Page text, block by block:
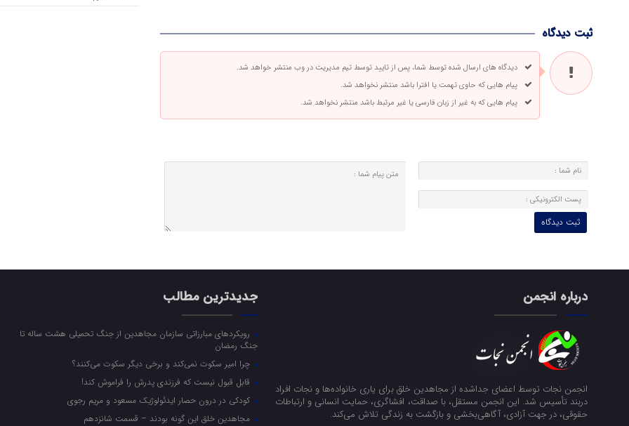
ثبت دیدگاه
دیدگاه های ارسال شده توسط شما، پس از تایید توسط تیم مدیریت در وب منتشر خواهد شد.
پیام هایی که حاوی تهمت یا افترا باشد منتشر نخواهد شد.
پیام هایی که به غیر از زبان فارسی یا غیر مرتبط باشد منتشر نخواهد شد.
درباره انجمن
انجمن نجات توسط اعضای جداشده از مجاهدین خلق برای یاری خانواده‌ها و نجات افراد
دربند تأسیس شد. این انجمن مستقل، با صداقت، افشاگری، حمایت انسانی و ارتباطات
حقوقی، در جهت آزادی، آگاهی‌بخشی و بازگشت به زندگی تلاش می‌کند.
جدیدترین مطالب
رویکرد‌های مبارزاتی سازمان مجاهدین از جنگ تحمیلی هشت ساله تا
جنگ رمضان
چرا امیر سکوت نمی‌کند و برخی دیگر سکوت می‌کنند؟
قابل قبول نیست که فرزندی پدرش را فراموش کند!
کودکی در درون حصار ایدئولوژیک مسعود و مریم رجوی
مجاهدین خلق این گونه بودند – قسمت شانزدهم